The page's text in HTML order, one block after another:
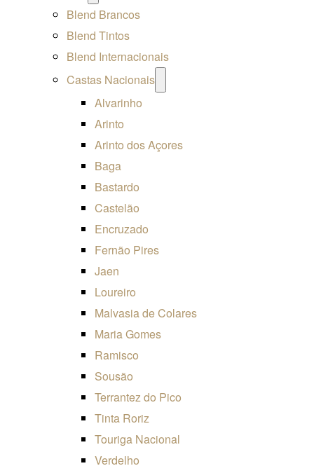
menu
Blend Brancos
Blend Tintos
Blend Internacionais
Castas Nacionais
Alvarinho
Arinto
Arinto dos Açores
Baga
Bastardo
Castelão
Encruzado
Fernão Pires
Jaen
Loureiro
Malvasia de Colares
Maria Gomes
Ramisco
Sousão
Terrantez do Pico
Tinta Roriz
Touriga Nacional
Verdelho